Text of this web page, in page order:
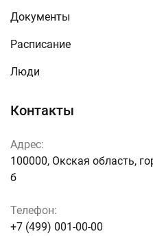
Контакты
Адрес:
100000, Окская область,
б
Телефон:
+7 (499) 001-00-00
Документы
Расписание
Люди